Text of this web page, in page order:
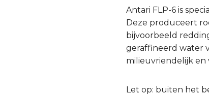
Antari FLP-6 is
Deze produceert
bijvoorbeeld
geraffineerd water
milieuvriendelijk en
Let op: buiten het